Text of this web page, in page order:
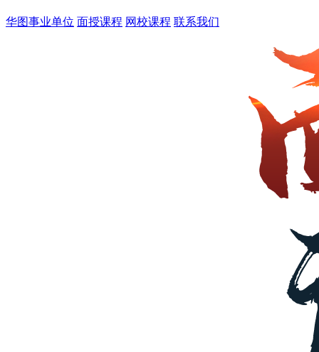
华图事业单位 面授课程 网校课程 联系我们